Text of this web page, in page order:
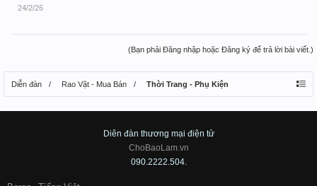
24/2/26
(Bạn phải Đăng nhập hoặc Đăng ký để trả lời bài viết.)
Diễn đàn Rao Vặt - Mua Bán Thời Trang - Phụ Kiện
Diên đàn thương mại điện tử
ChoBaoLam.vn
090.2222.504.